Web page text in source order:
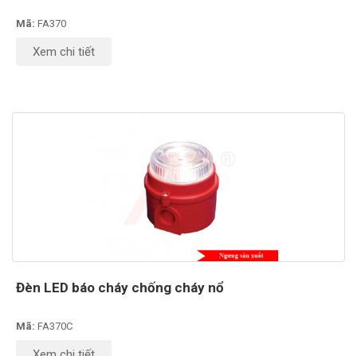
Mã: FA370
Xem chi tiết
Đèn LED báo cháy chống cháy nổ
Mã: FA370C